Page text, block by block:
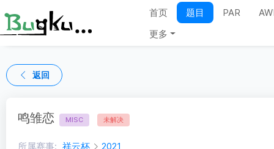
首页 题目 PAR
更多
返回
鸣雏恋 MISC 未解决
所属赛事: 祥云杯 2021